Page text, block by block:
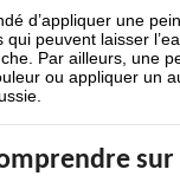
d’appliquer une
peuvent laisser
Par ailleurs, une
ou appliquer un